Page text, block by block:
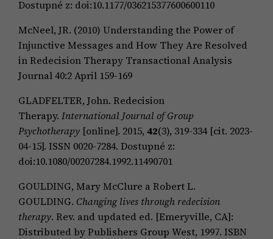
Dostupné z: doi:10.1177/036215377600600110
McNeel, JR. (2010) Understanding the Power of
Injunctive Messages and How They Are Resolved
in Redecision Therapy Transactional Analysis
Journal 40:2 April 159-169
GLADFELTER, John. Redecision
Therapy.International Journal of Group
Psychotherapy [online]. 2015,42(3), 319-334 [cit. 2023-
04-15]. ISSN 0020-7284. Dostupné z:
doi:10.1080/00207284.1992.11490701
GOULDING, Mary McClure a Robert L.
GOULDING. Changing lives through redecision
therapy. Rev. and updated ed. [Emeryville, CA]:
Distributed by Publishers Group West, 1997. ISBN